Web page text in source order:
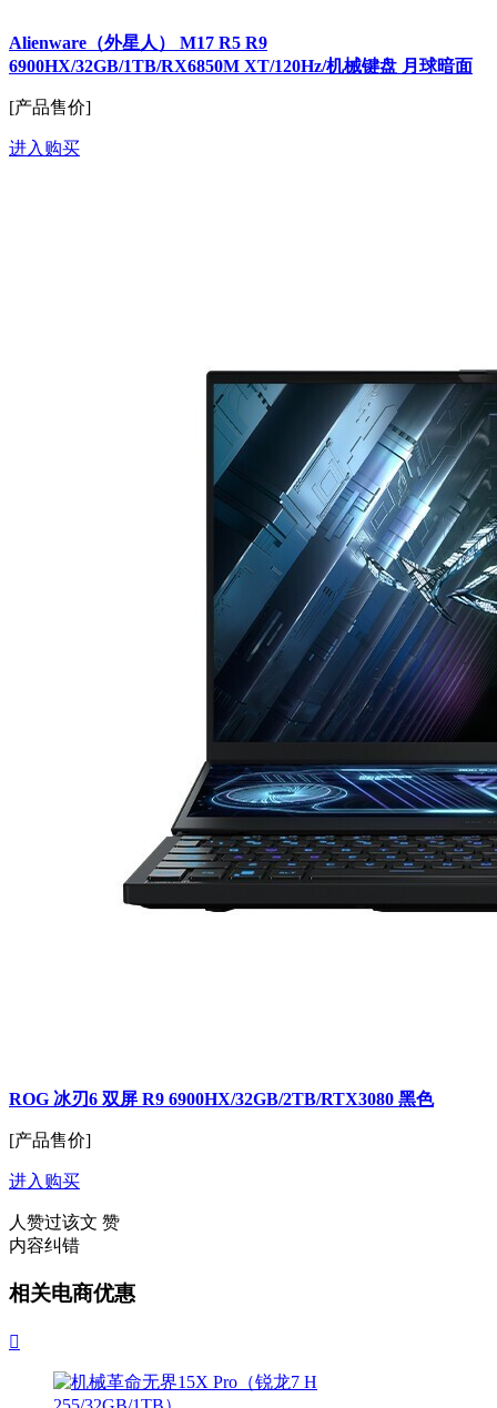
Alienware（外星人） M17 R5 R9
6900HX/32GB/1TB/RX6850M XT/120Hz/机械键盘 月球暗面
[产品售价]
进入购买
ROG 冰刃6 双屏 R9 6900HX/32GB/2TB/RTX3080 黑色
[产品售价]
进入购买
人赞过该文 赞
内容纠错
相关电商优惠
